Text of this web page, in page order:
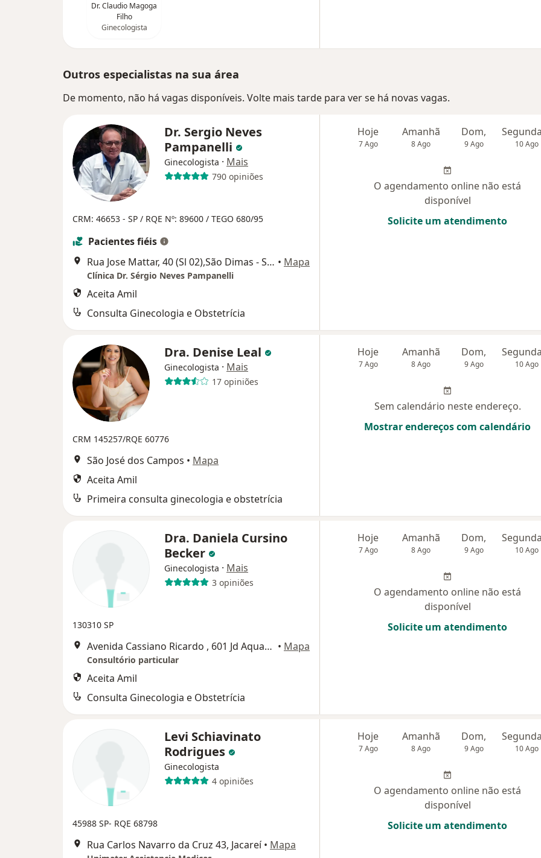
Dr. Claudio Magoga
Filho
Ginecologista
Outros especialistas na sua área
De momento, não há vagas disponíveis. Volte mais tarde para ver se há novas vagas.
Dr. Sergio Neves
Pampanelli
Ginecologista · Mais
790 opiniões
CRM: 46653 - SP / RQE Nº: 89600 / TEGO 680/95
Pacientes fiéis
Rua Jose Mattar, 40 (Sl 02),São Dimas - SJC, São José dos Campos • Mapa
Clínica Dr. Sérgio Neves Pampanelli
Aceita Amil
Consulta Ginecologia e Obstetrícia
Hoje
7 Ago
Amanhã
8 Ago
Dom,
9 Ago 10 Ago
O agendamento online não está
disponível
Solicite um atendimento
Dra. Denise Leal
Ginecologista · Mais
17 opiniões
CRM 145257/RQE 60776
São José dos Campos • Mapa
Aceita Amil
Primeira consulta ginecologia e obstetrícia
Hoje
7 Ago
Amanhã
8 Ago
Dom,
9 Ago 10 Ago
Sem calendário neste endereço.
Mostrar endereços com calendário
Dra. Daniela Cursino
Becker
Ginecologista · Mais
3 opiniões
130310 SP
Avenida Cassiano Ricardo , 601 Jd Aquarius 2 andar sala 22 Edificio The One, São José dos Campos • Mapa
Consultório particular
Aceita Amil
Consulta Ginecologia e Obstetrícia
Hoje
7 Ago
Amanhã
8 Ago
Dom,
9 Ago 10 Ago
O agendamento online não está
disponível
Solicite um atendimento
Levi Schiavinato
Rodrigues
Ginecologista
4 opiniões
45988 SP- RQE 68798
Rua Carlos Navarro da Cruz 43, Jacareí • Mapa
Hoje
7 Ago
Amanhã
8 Ago
Dom,
9 Ago 10 Ago
O agendamento online não está
disponível
Solicite um atendimento